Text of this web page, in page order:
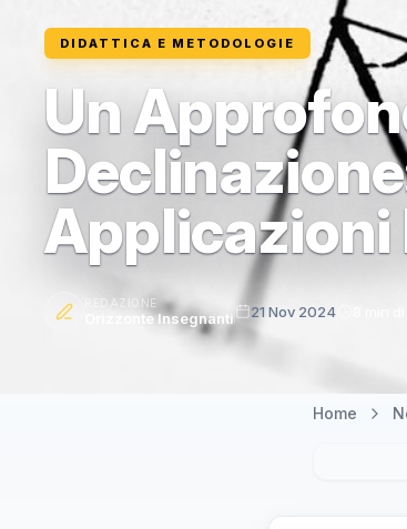
DIDATTICA E METODOLOGIE
Un
Applicazioni
REDAZIONE
Orizzonte Insegnanti 21 Nov 2024
Home